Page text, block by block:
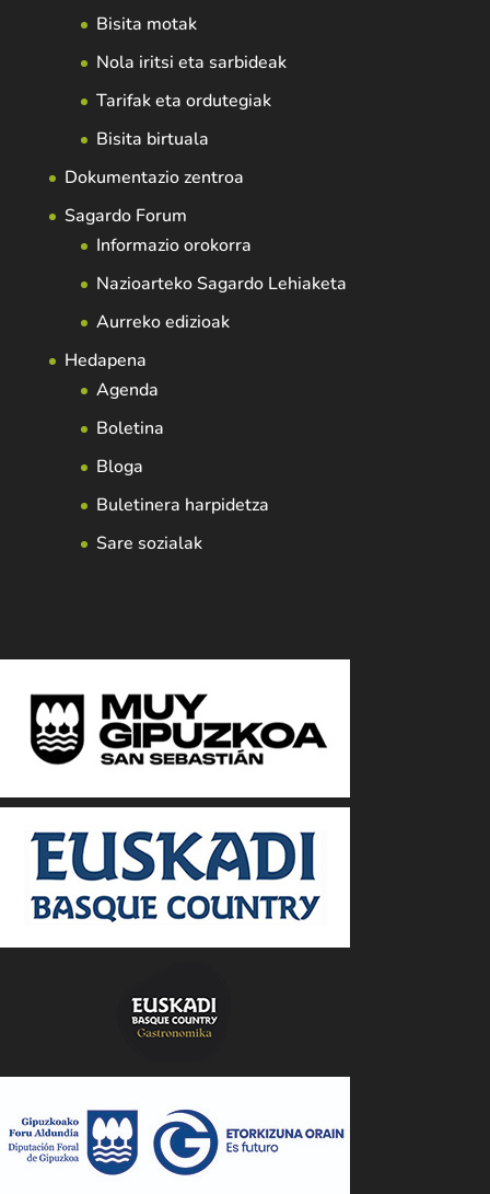
Bisita motak
Nola iritsi eta sarbideak
Tarifak eta ordutegiak
Bisita birtuala
Dokumentazio zentroa
Sagardo Forum
Informazio orokorra
Nazioarteko Sagardo Lehiaketa
Aurreko edizioak
Hedapena
Agenda
Boletina
Bloga
Buletinera harpidetza
Sare sozialak